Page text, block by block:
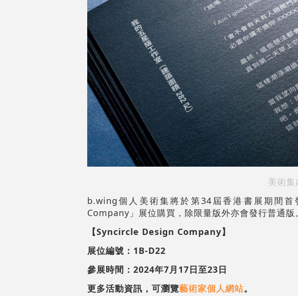
美術集
b.wing個人美術集將於第34屆香港書展期間
Company」展位購買，除限量版外亦會發行普通版。
【Syncircle Design Company】
展位編號：1B-D22
參展時間：2024年7月17日至23日
更多活動資訊，可瀏覽藝術家個人網站。